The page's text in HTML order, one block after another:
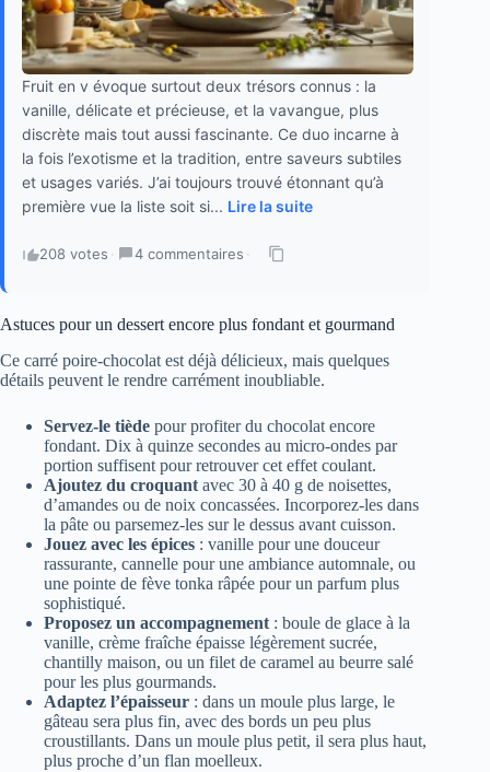
Fruit en v évoque surtout deux trésors connus : la
vanille, délicate et précieuse, et la vavangue, plus
discrète mais tout aussi fascinante. Ce duo incarne à
la fois l’exotisme et la tradition, entre saveurs subtiles
et usages variés. J’ai toujours trouvé étonnant qu’à
première vue la liste soit si... Lire la suite
208 votes · 4 commentaires ·
Astuces pour un dessert encore plus fondant et gourmand
Ce carré poire-chocolat est déjà délicieux, mais quelques
détails peuvent le rendre carrément inoubliable.
Servez-le tiède pour profiter du chocolat encore
fondant. Dix à quinze secondes au micro-ondes par
portion suffisent pour retrouver cet effet coulant.
Ajoutez du croquant avec 30 à 40 g de noisettes,
d’amandes ou de noix concassées. Incorporez-les dans
la pâte ou parsemez-les sur le dessus avant cuisson.
Jouez avec les épices : vanille pour une douceur
rassurante, cannelle pour une ambiance automnale, ou
une pointe de fève tonka râpée pour un parfum plus
sophistiqué.
Proposez un accompagnement : boule de glace à la
vanille, crème fraîche épaisse légèrement sucrée,
chantilly maison, ou un filet de caramel au beurre salé
pour les plus gourmands.
Adaptez l’épaisseur : dans un moule plus large, le
gâteau sera plus fin, avec des bords un peu plus
croustillants. Dans un moule plus petit, il sera plus haut,
plus proche d’un flan moelleux.